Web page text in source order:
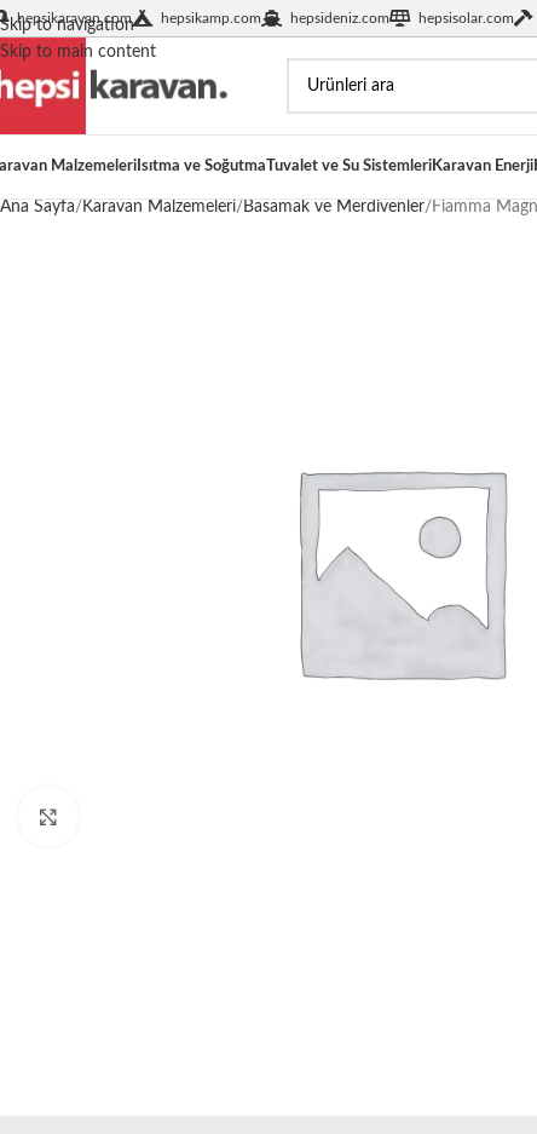
Skip to navigation
Skip to main content
hepsikaravan.com hepsikamp.com hepsideniz.com hepsisolar.com
Malzemeleri Isıtma ve SoğutmaTuvalet ve Su SistemleriKaravan Enerji
Ana Sayfa Karavan Malzemeleri Basamak ve Merdivenler Fiamma